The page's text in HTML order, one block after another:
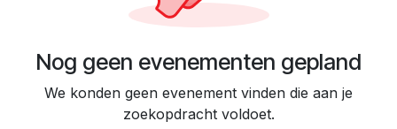
Nog geen evenementen gepland
We konden geen evenement vinden die aan je
zoekopdracht voldoet.